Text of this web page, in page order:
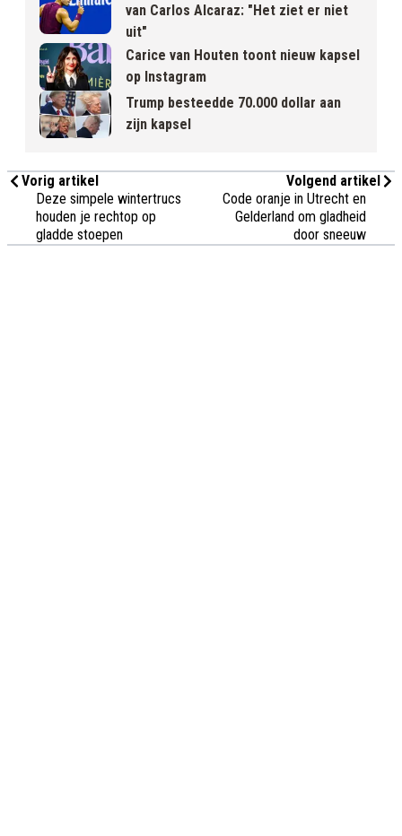
van Carlos Alcaraz: "Het ziet er niet
uit"
Carice van Houten toont nieuw kapsel
op Instagram
Trump besteedde 70.000 dollar aan
zijn kapsel
Vorig artikel
Deze simpele wintertrucs
houden je rechtop op
gladde stoepen
Volgend artikel
Code oranje in Utrecht en
Gelderland om gladheid
door sneeuw